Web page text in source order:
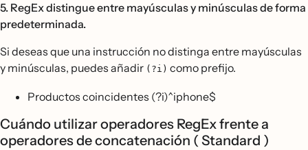
5. RegEx distingue entre mayúsculas y minúsculas de forma
predeterminada.
Si deseas que una instrucción no distinga entre mayúsculas
y minúsculas, puedes añadir (?i) como prefijo.
Productos coincidentes (?i)^iphone$
Cuándo utilizar operadores RegEx frente a
operadores de concatenación ( Standard )